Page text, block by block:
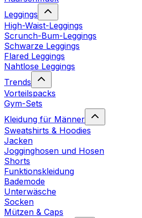
Leggings
High-Waist-Leggings
Scrunch-Bum-Leggings
Schwarze Leggings
Flared Leggings
Nahtlose Leggings
Trends
Vorteilspacks
Gym-Sets
Kleidung für Männer
Sweatshirts & Hoodies
Jacken
Jogginghosen und Hosen
Shorts
Funktionskleidung
Bademode
Unterwäsche
Socken
Mützen & Caps